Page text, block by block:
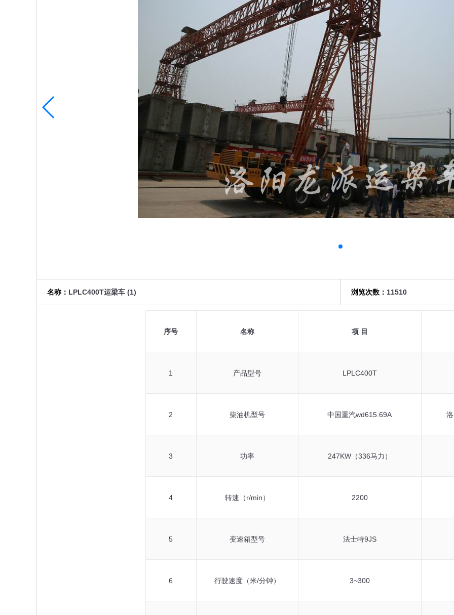
名称： LPLC400T运梁车 (1) 浏览次数： 11510
序号 名称 项 目
1 产品型号 LPLC400T
2 柴油机型号 中国重汽wd615.69A
3 功率 247KW（336马力）
4 转速（r/min） 2200
5 变速箱型号 法士特9JS
6 行驶速度（米/分钟） 3~300